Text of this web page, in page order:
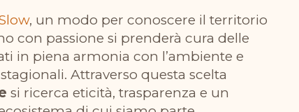
, un modo per conoscere il territorio
con passione si prenderà cura delle
in piena armonia con l’ambiente e
Attraverso questa scelta
si ricerca eticità, trasparenza e un